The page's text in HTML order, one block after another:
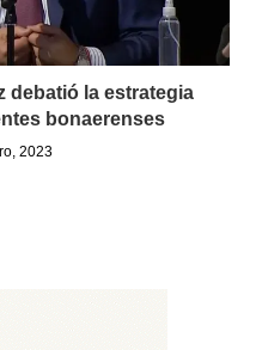
debatió la estrategia
bonaerenses
2023